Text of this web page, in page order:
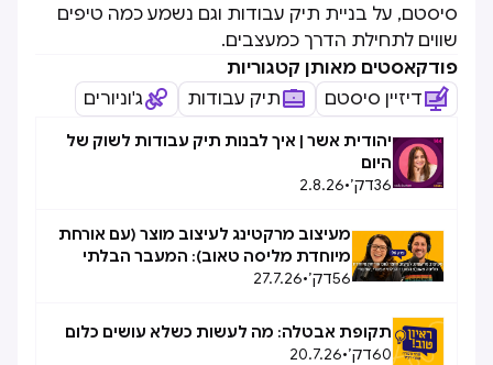
סיסטם, על בניית תיק עבודות וגם נשמע כמה טיפים
שווים לתחילת הדרך כמעצבים.
פודקאסטים מאותן קטגוריות
דיזיין סיסטם
תיק עבודות ג'וניורים
יהודית אשר | איך לבנות תיק עבודות לשוק של
היום
36דק׳•
2.8.26
מעיצוב מרקטינג לעיצוב מוצר (עם אורחת
מיוחדת מליסה טאוב): המעבר הבלתי
אפשרי, אפשרי
56דק׳•
27.7.26
תקופת אבטלה: מה לעשות כשלא עושים כלום
60דק׳•
20.7.26